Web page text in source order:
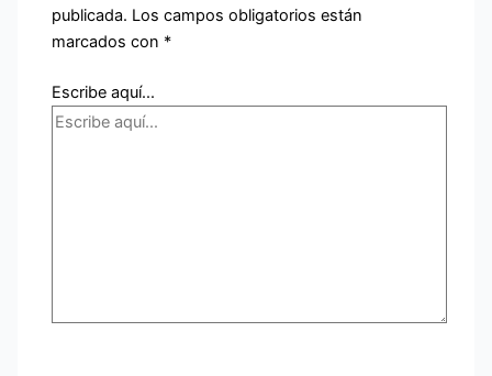
publicada. Los campos obligatorios están
marcados con *
Escribe aquí...